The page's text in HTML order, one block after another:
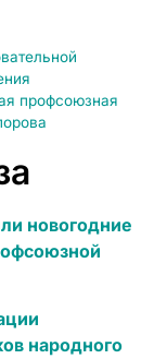
профсоюзная
новогодние
народного